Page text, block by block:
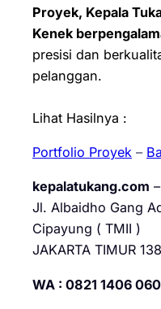
Proyek, Kepala
Kenek
presisi dan
pelanggan.
Lihat Hasilnya :
Portfolio Proyek –
kepalatukang.com –
Jl. Albaidho Gang
Cipayung ( TMII )
JAKARTA TIMUR
WA : 0821 1406